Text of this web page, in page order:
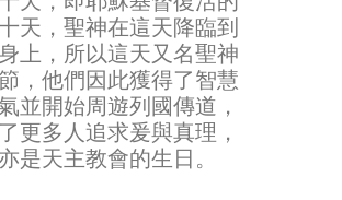
天，聖神在這天降臨到
上，所以這天又名聖神
，他們因此獲得了智慧
並開始周遊列國傳道，
更多人追求爰與真理，
是天主教會的生日。